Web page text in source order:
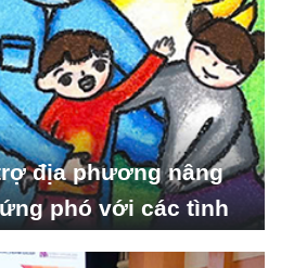
địa phương nâng
phó với các tình